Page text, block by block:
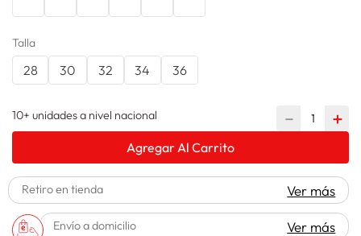
cocina
10.
Talla
28 30 32 34 36
10+ unidades a nivel nacional ＋
－
Agregar Al Carrito
Retiro en tienda Ver más
Envío a domicilio Ver más